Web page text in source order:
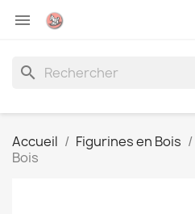

search
Accueil Figurines en Bois
Bois